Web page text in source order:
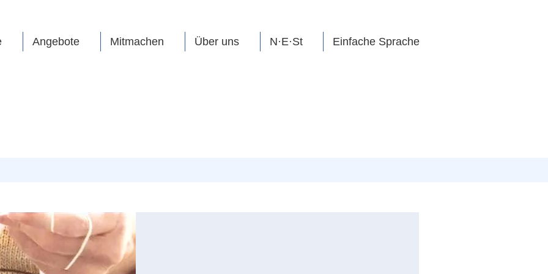
Angebote Mitmachen Über uns N·E·St Einfache Sprache